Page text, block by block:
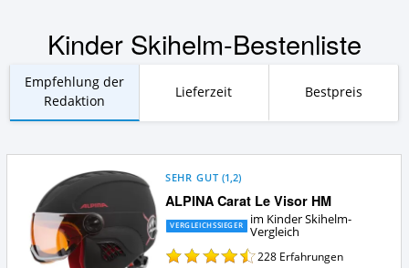
Kinder Skihelm-Bestenliste
Empfehlung der
Redaktion
Lieferzeit Bestpreis
ALPINA Carat Le Visor HM
SEHR GUT (1,2)
VERGLEICHSSIEGER
im Kinder Skihelm-
Vergleich
228 Erfahrungen